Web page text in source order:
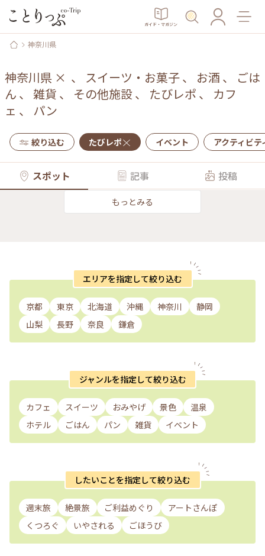
ガイド・マガジン
神奈川県
神奈川県 × 、 スイーツ・お菓子、 お酒 、
ごは
ん 、 雑貨 、 その他施設、 たびレポ 、 カフ
ェ 、 パン
絞り込む たびレポ イベント アクティビテ
スポット 記事 投稿
もっとみる
エリアを指定して絞り込む
京都 東京 北海道 沖縄 神奈川
静岡
山梨
長野 奈良 鎌倉
ジャンルを指定して絞り込む
カフェ スイーツ おみやげ 景色
温泉
ホテル
ごはん パン 雑貨 イベント
したいことを指定して絞り込む
週末旅 絶景旅 ご利益めぐり
アートさんぽ
くつろぐ
いやされる ごほうび